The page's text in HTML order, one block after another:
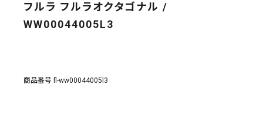
フルラ フルラオクタゴナル /
WW00044005L3
商品番号 fl-ww00044005l3